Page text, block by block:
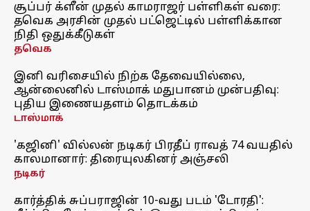
சூப்பர் க்ளீன் முதல் காமராஜர் பள்ளிகள் வரை:
தவெக அரசின் முதல் பட்ஜெட்டில் பள்ளிக்கான
நிதி ஒதுக்கீடுகள்
தவெக
இனி வரிசையில் நிற்க தேவையில்லை,
ஆன்லைனில் டாஸ்மாக் மதுபானம் முன்பதிவு:
புதிய இணையதளம் தொடக்கம்
டாஸ்மாக்
'கஜினி' வில்லன் நடிகர் பிரதீப் ராவத் 74 வயதில்
காலமானார்: திரையுலகினர் அஞ்சலி
நடிகர்
கார்த்திக் சுப்பராஜின் 10-வது படம் 'டோரதி':